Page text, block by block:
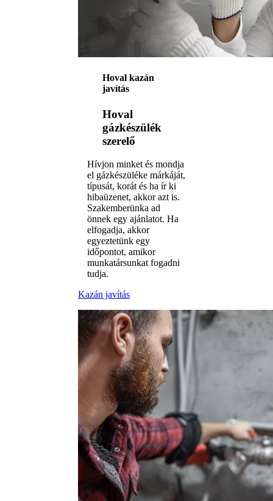
Hoval kazán
javítás
Hoval
gázkészülék
szerelő
Hívjon minket és mondja
el gázkészüléke márkáját,
típusát, korát és ha ír ki
hibaüzenet, akkor azt is.
Szakemberünka ad
önnek egy ajánlatot. Ha
elfogadja, akkor
egyeztetünk egy
időpontot, amikor
munkatársunkat fogadni
tudja.
Kazán javítás